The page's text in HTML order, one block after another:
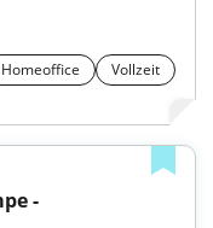
Homeoffice
Vollzeit
-